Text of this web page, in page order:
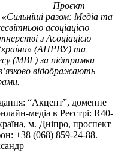
Проєкт
«Сильніші разом: Медіа та
асоціацією
з Асоціацією
України» (АНРВУ) та
(MBL) за підтримки
відображають
“Акцент”, доменне
медіа в Реєстрі: R40-
м. Дніпро, проспект
+38 (068) 859-24-88.